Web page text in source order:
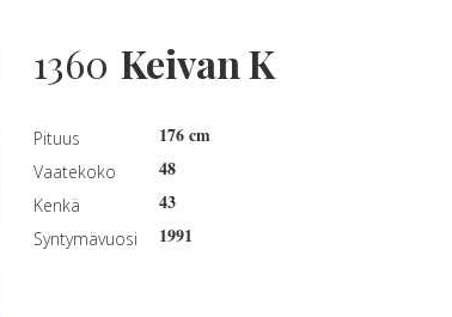
1360 Keivan K
Pituus 176 cm
Vaatekoko 48
Kenkä 43
Syntymävuosi 1991